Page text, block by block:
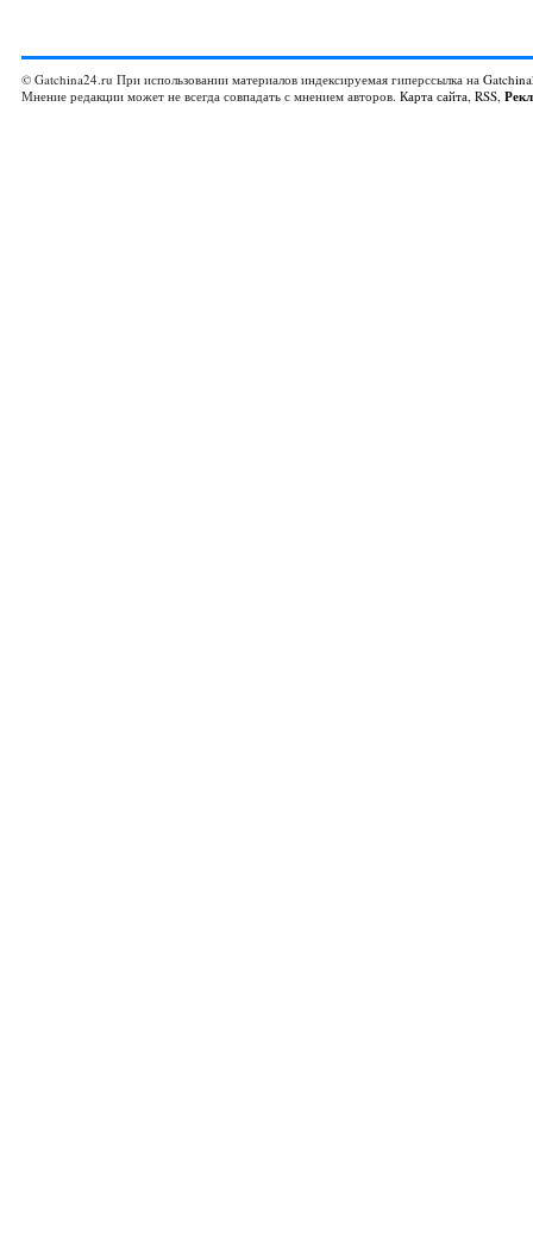
© Gatchina24.ru При использовании материалов индексируемая гиперссылка на
Мнение редакции может не всегда совпадать с мнением авторов. Карта сайта, RSS,